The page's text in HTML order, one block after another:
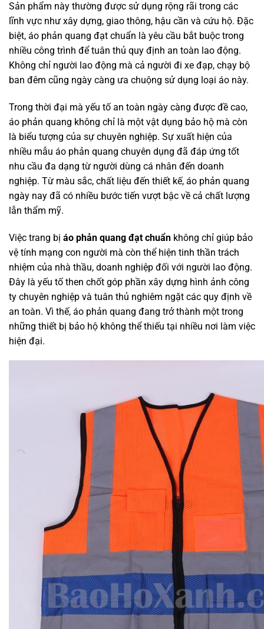
Sản phẩm này thường được sử dụng rộng rãi trong các
lĩnh vực như xây dựng, giao thông, hậu cần và cứu hộ. Đặc
biệt, áo phản quang đạt chuẩn là yêu cầu bắt buộc trong
nhiều công trình để tuân thủ quy định an toàn lao động.
Không chỉ người lao động mà cả người đi xe đạp, chạy bộ
ban đêm cũng ngày càng ưa chuộng sử dụng loại áo này.
Trong thời đại mà yếu tố an toàn ngày càng được đề cao,
áo phản quang không chỉ là một vật dụng bảo hộ mà còn
là biểu tượng của sự chuyên nghiệp. Sự xuất hiện của
nhiều mẫu áo phản quang chuyên dụng đã đáp ứng tốt
nhu cầu đa dạng từ người dùng cá nhân đến doanh
nghiệp. Từ màu sắc, chất liệu đến thiết kế, áo phản quang
ngày nay đã có nhiều bước tiến vượt bậc về cả chất lượng
lẫn thẩm mỹ.
Việc trang bị áo phản quang đạt chuẩn không chỉ giúp bảo
vệ tính mạng con người mà còn thể hiện tinh thần trách
nhiệm của nhà thầu, doanh nghiệp đối với người lao động.
Đây là yếu tố then chốt góp phần xây dựng hình ảnh công
ty chuyên nghiệp và tuân thủ nghiêm ngặt các quy định về
an toàn. Vì thế, áo phản quang đang trở thành một trong
những thiết bị bảo hộ không thể thiếu tại nhiều nơi làm việc
hiện đại.